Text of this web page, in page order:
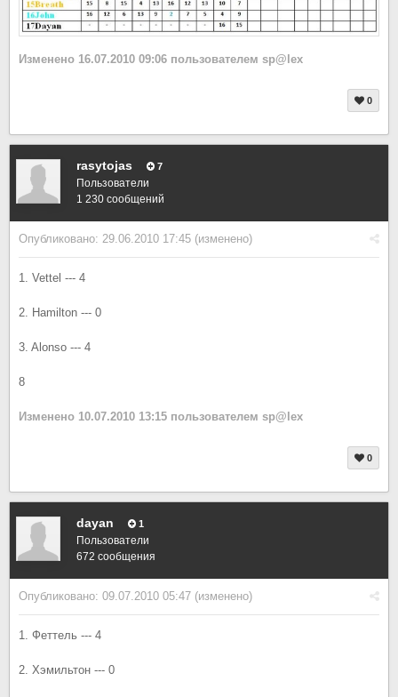
Изменено 16.07.2010 09:06 пользователем sp@lex
0
rasytojas 7
Пользователи
1 230 сообщений
Опубликовано: 29.06.2010 17:45 (изменено)
1. Vettel --- 4
2. Hamilton --- 0
3. Alonso --- 4
8
Изменено 10.07.2010 13:15 пользователем sp@lex
0
dayan 1
Пользователи
672 сообщения
Опубликовано: 09.07.2010 05:47 (изменено)
1. Феттель --- 4
2. Хэмильтон --- 0